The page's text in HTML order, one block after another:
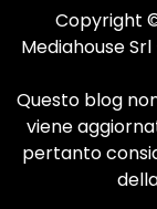
Copyright
Mediahouse
Questo blog
viene
pertanto